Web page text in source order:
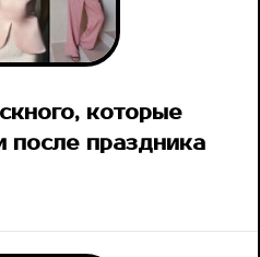
которые
после праздника